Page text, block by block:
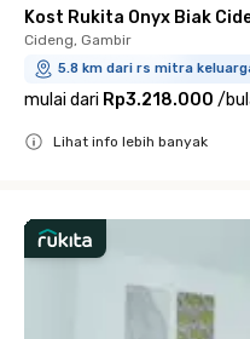
Kost Rukita Onyx Biak
Cideng, Gambir
5.8 km dari rs mitra
mulai dari Rp3.218.000 /
Lihat info lebih banyak